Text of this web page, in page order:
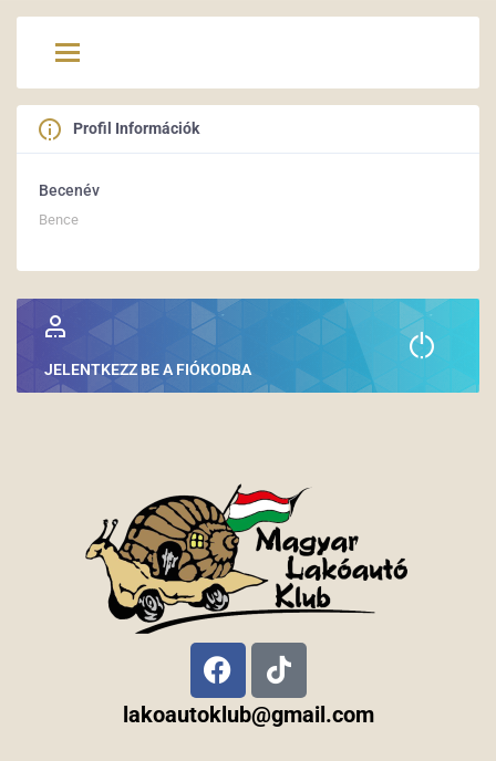
Profil Információk
Becenév
Bence
JELENTKEZZ BE A FIÓKODBA
lakoautoklub@gmail.com